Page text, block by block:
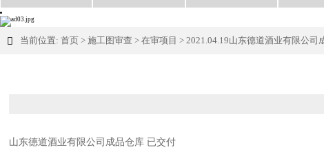
 当前位置: 首页 > 施工图审查 > 在审项目 > 2021.04.19山东德道酒业有限公司
山东德道酒业有限公司成品仓库 已交付